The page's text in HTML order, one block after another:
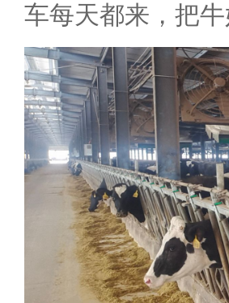
车每天都来，把